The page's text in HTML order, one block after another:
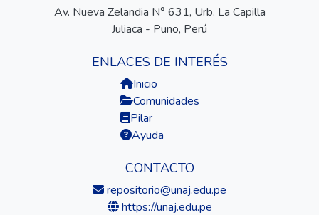
Av. Nueva Zelandia N° 631, Urb. La Capilla
Juliaca - Puno, Perú
ENLACES DE INTERÉS
Inicio
Comunidades
Pilar
Ayuda
CONTACTO
repositorio@unaj.edu.pe
https://unaj.edu.pe